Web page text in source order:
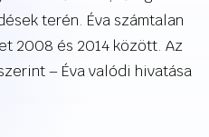
terén. Éva számtalan
2008 és 2014 között. Az
– Éva valódi hivatása